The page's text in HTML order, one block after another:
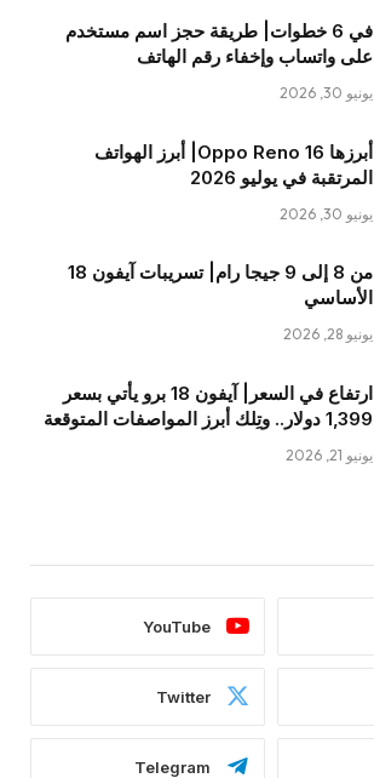
في 6 خطوات| طريقة حجز اسم مستخدم
على واتساب وإخفاء رقم الهاتف
يونيو 30, 2026
أبرزها Oppo Reno 16| أبرز الهواتف
المرتقبة في يوليو 2026
يونيو 30, 2026
من 8 إلى 9 جيجا رام| تسريبات آيفون 18
الأساسي
يونيو 28, 2026
ارتفاع في السعر| آيفون 18 برو يأتي بسعر
1,399 دولار.. وتِلك أبرز المواصفات المتوقعة
يونيو 21, 2026
YouTube
Twitter
Telegram